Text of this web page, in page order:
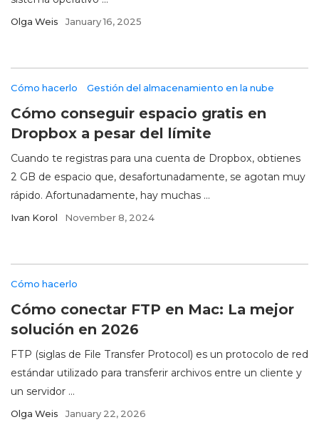
Olga Weis January 16, 2025
Cómo hacerlo Gestión del almacenamiento en la nube
Cómo conseguir espacio gratis en
Dropbox a pesar del límite
Cuando te registras para una cuenta de Dropbox, obtienes
2 GB de espacio que, desafortunadamente, se agotan muy
rápido. Afortunadamente, hay muchas ...
Ivan Korol November 8, 2024
Cómo hacerlo
Cómo conectar FTP en Mac: La mejor
solución en 2026
FTP (siglas de File Transfer Protocol) es un protocolo de red
estándar utilizado para transferir archivos entre un cliente y
un servidor ...
Olga Weis January 22, 2026